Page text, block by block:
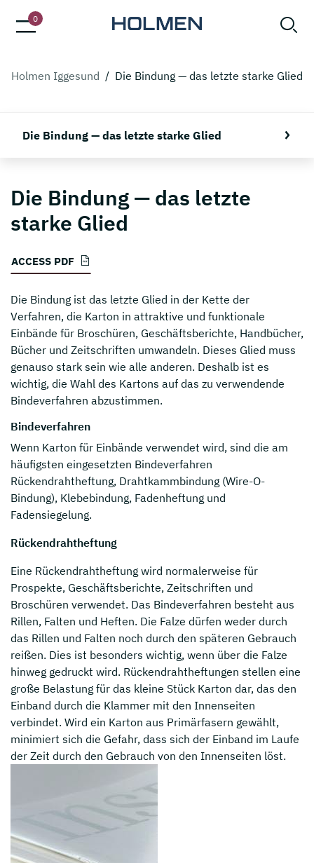
0
Holmen Iggesund / Die Bindung — das letzte starke Glied
Die Bindung — das letzte starke Glied
Die Bindung — das letzte
starke Glied
ACCESS PDF
Die Bindung ist das letzte Glied in der Kette der
Verfahren, die Karton in attraktive und funktionale
Einbände für Broschüren, Geschäftsberichte, Handbücher,
Bücher und Zeitschriften umwandeln. Dieses Glied muss
genauso stark sein wie alle anderen. Deshalb ist es
wichtig, die Wahl des Kartons auf das zu verwendende
Bindeverfahren abzustimmen.
Bindeverfahren
Wenn Karton für Einbände verwendet wird, sind die am
häufigsten eingesetzten Bindeverfahren
Rückendrahtheftung, Drahtkammbindung (Wire-O-
Bindung), Klebebindung, Fadenheftung und
Fadensiegelung.
Rückendrahtheftung
Eine Rückendrahtheftung wird normalerweise für
Prospekte, Geschäftsberichte, Zeitschriften und
Broschüren verwendet. Das Bindeverfahren besteht aus
Rillen, Falten und Heften. Die Falze dürfen weder durch
das Rillen und Falten noch durch den späteren Gebrauch
reißen. Dies ist besonders wichtig, wenn über die Falze
hinweg gedruckt wird. Rückendrahtheftungen stellen eine
große Belastung für das kleine Stück Karton dar, das den
Einband durch die Klammer mit den Innenseiten
verbindet. Wird ein Karton aus Primärfasern gewählt,
minimiert sich die Gefahr, dass sich der Einband im Laufe
der Zeit durch den Gebrauch von den Innenseiten löst.